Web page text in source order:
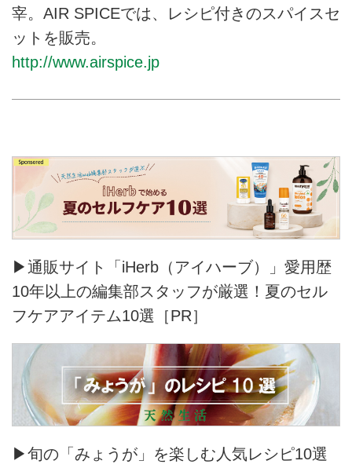
宰。AIR SPICEでは、レシピ付きのスパイスセ
ットを販売。
http://www.airspice.jp
▶通販サイト「iHerb（アイハーブ）」愛用歴
10年以上の編集部スタッフが厳選！夏のセル
フケアアイテム10選［PR］
▶旬の「みょうが」を楽しむ人気レシピ10選